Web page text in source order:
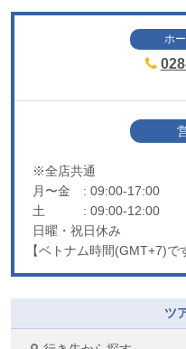
ホ
※全店共通
月〜金
: 09:00-17:00
土
: 09:00-12:00
日曜・祝日休み
【ベトナム時間(GMT+7)で
ツ